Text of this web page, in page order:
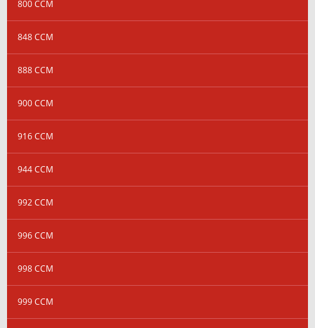
800 CCM
848 CCM
888 CCM
900 CCM
916 CCM
944 CCM
992 CCM
996 CCM
998 CCM
999 CCM